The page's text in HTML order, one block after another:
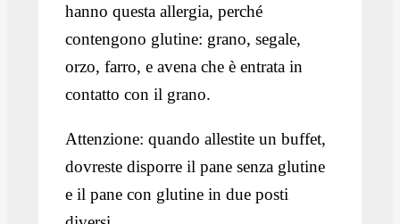
hanno questa allergia, perché
contengono glutine: grano, segale,
orzo, farro, e avena che è entrata in
contatto con il grano.
Attenzione: quando allestite un buffet,
dovreste disporre il pane senza glutine
e il pane con glutine in due posti